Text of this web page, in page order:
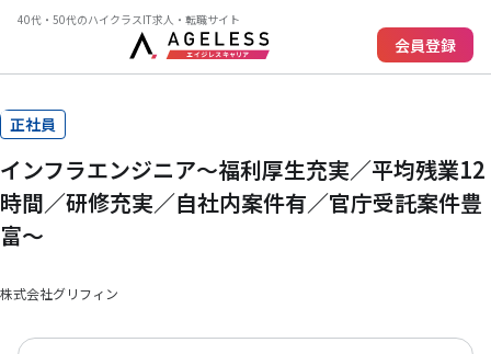
40代・50代のハイクラスIT求人・転職サイト
会員登録
正社員
インフラエンジニア～福利厚生充実／平均残業12
時間／研修充実／自社内案件有／官庁受託案件豊
富～
株式会社グリフィン